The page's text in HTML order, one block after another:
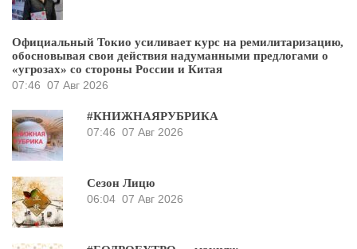
Официальный Токио усиливает курс на ремилитаризацию,
обосновывая свои действия надуманными предлогами о
«угрозах» со стороны России и Китая
07:46 07 Авг 2026
#КНИЖНАЯРУБРИКА
07:46 07 Авг 2026
Сезон Лицю
06:04 07 Авг 2026